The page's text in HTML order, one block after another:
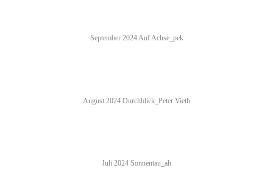
September 2024 Auf Achse_pek
August 2024 Durchblick_Peter Vieth
Juli 2024 Sonnentau_ah